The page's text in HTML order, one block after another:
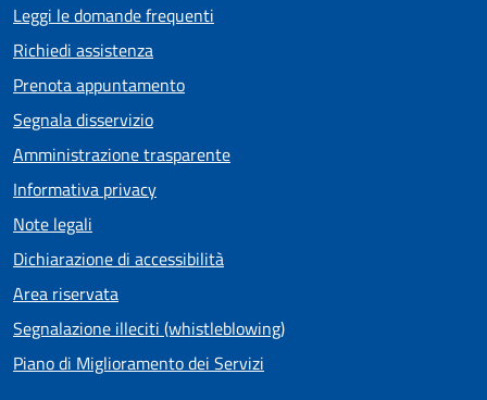
Leggi le domande frequenti
Richiedi assistenza
Prenota appuntamento
Segnala disservizio
Amministrazione trasparente
Informativa privacy
Note legali
Dichiarazione di accessibilità
Area riservata
Segnalazione illeciti (whistleblowing)
Piano di Miglioramento dei Servizi